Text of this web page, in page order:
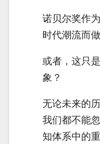
诺贝尔奖作
时代潮流而
或者，这只
象？
无论未来的
我们都不能
知体系中的